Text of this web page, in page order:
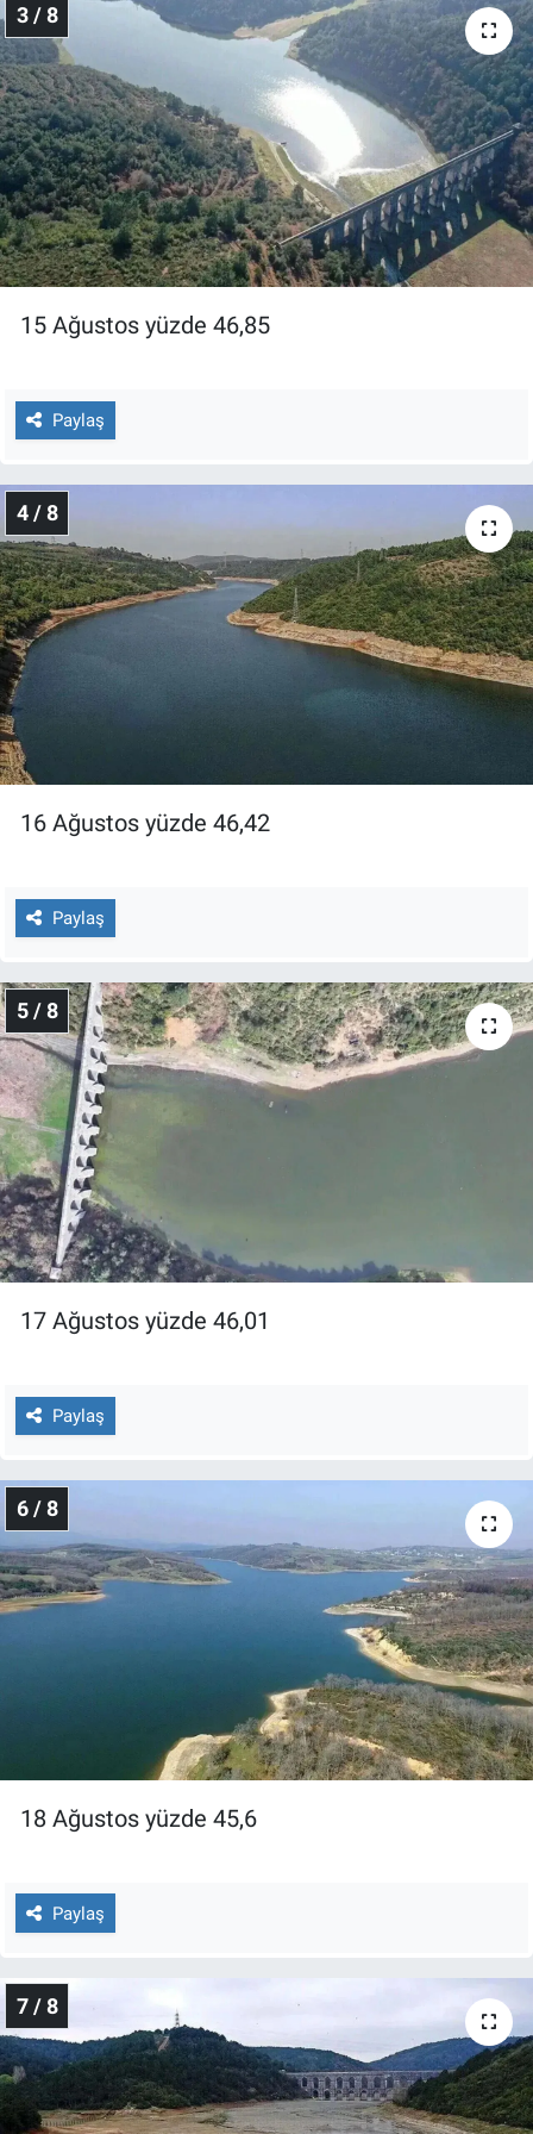
3 / 8
15 Ağustos yüzde 46,85
Paylaş
4 / 8
16 Ağustos yüzde 46,42
Paylaş
5 / 8
17 Ağustos yüzde 46,01
Paylaş
6 / 8
18 Ağustos yüzde 45,6
Paylaş
7 / 8
Yerel Yaşam
Canlı Yayın